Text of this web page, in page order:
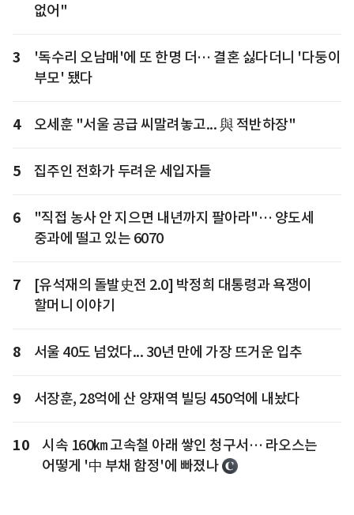
없어"
3
'독수리 오남매'에 또 한명 더… 결혼 싫다더니 '다둥이
부모' 됐다
4 오세훈 "서울 공급 씨말려놓고... 與 적반하장"
5 집주인 전화가 두려운 세입자들
6
"직접 농사 안 지으면 내년까지 팔아라"… 양도세
중과에 떨고 있는 6070
7
[유석재의 돌발史전 2.0] 박정희 대통령과 욕쟁이
할머니 이야기
8 서울 40도 넘었다... 30년 만에 가장 뜨거운 입추
9 서장훈, 28억에 산 양재역 빌딩 450억에 내놨다
10
시속 160㎞ 고속철 아래 쌓인 청구서… 라오스는
어떻게 '中 부채 함정'에 빠졌나